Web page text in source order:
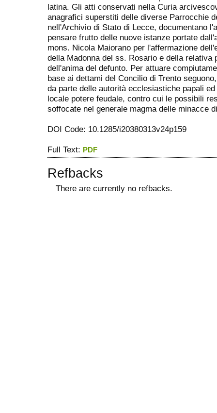
latina. Gli atti conservati nella Curia
anagrafici superstiti delle diverse Parrocchie
nell'Archivio di Stato di Lecce, documentano
pensare frutto delle nuove istanze portate
mons. Nicola Maiorano per l'affermazione
della Madonna del ss. Rosario e della relativa
dell'anima del defunto. Per attuare
base ai dettami del Concilio di Trento
da parte delle autorità ecclesiastiche papali
locale potere feudale, contro cui le possibili
soffocate nel generale magma delle minacce
DOI Code: 10.1285/i20380313v24p159
Full Text: PDF
Refbacks
There are currently no refbacks.